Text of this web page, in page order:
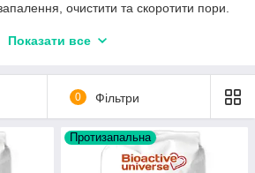
очистити та скоротити пори.
в домашніх умовах. Замовити глиняну
зняття запалень і боротьби з
у виробничій компанії
Показати все
0 Фільтри
Протизапальна